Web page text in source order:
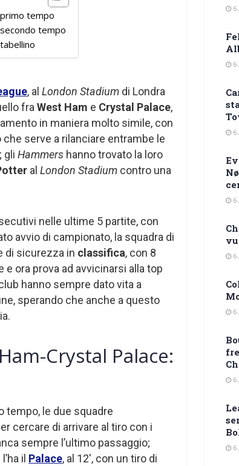
tempo
tempo
, al London Stadium di Londra
fraWest Ham e Crystal Palace,
in maniera molto simile, con
serve a rilanciare entrambe le
gli Hammers hanno trovato la loro
al London Stadium contro una
nelle ultime 5 partite, con
avvio di campionato, la squadra di
di sicurezza in classifica, con 8
ora prova ad avvicinarsi alla top
hanno sempre dato vita a
sperando che anche a questo
Crystal Palace:
tempo, le due squadre
cercare di arrivare al tiro con i
sempre l’ultimo passaggio;
il Palace, al 12′, con un tiro di
6
6
6
6
6
6
6
6